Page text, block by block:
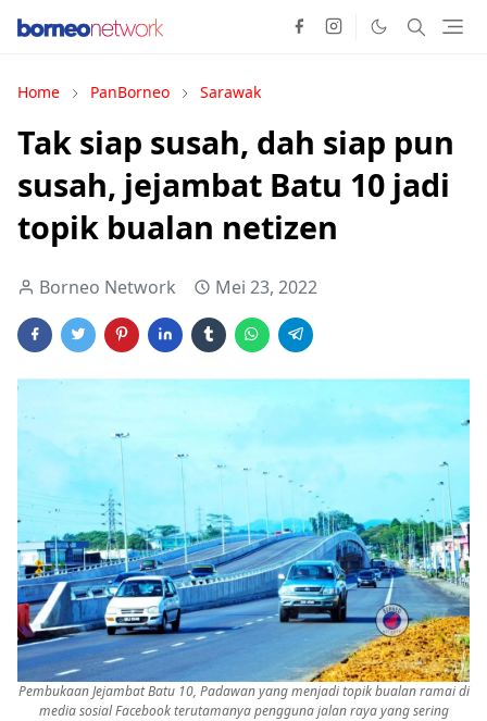
Home PanBorneo Sarawak
Tak siap susah, dah siap pun
susah, jejambat Batu 10 jadi
topik bualan netizen
Borneo Network Mei 23, 2022
Pembukaan Jejambat Batu 10, Padawan yang menjadi topik bualan ramai di
media sosial Facebook terutamanya pengguna jalan raya yang sering